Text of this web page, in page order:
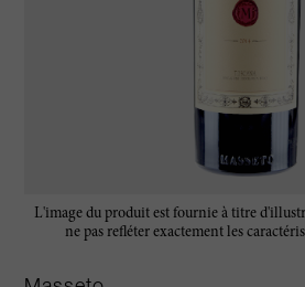
L'image du produit est fournie à titre
ne pas refléter exactement les